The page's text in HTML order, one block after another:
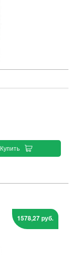
Купить
1578,27 руб.